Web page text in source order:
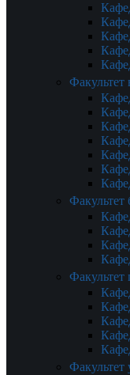
Факультет
Факультет
Факультет
Факультет